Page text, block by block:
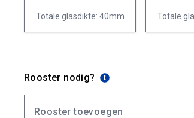
Totale glasdikte: 40mm Totale
Rooster nodig?
Rooster toevoegen